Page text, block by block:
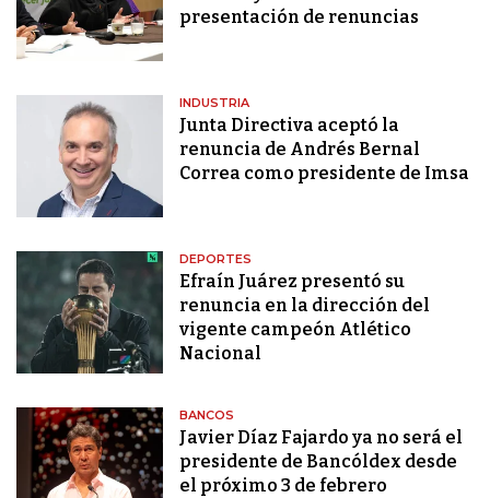
presentación de renuncias
INDUSTRIA
Junta Directiva aceptó la
renuncia de Andrés Bernal
Correa como presidente de Imsa
DEPORTES
Efraín Juárez presentó su
renuncia en la dirección del
vigente campeón Atlético
Nacional
BANCOS
Javier Díaz Fajardo ya no será el
presidente de Bancóldex desde
el próximo 3 de febrero